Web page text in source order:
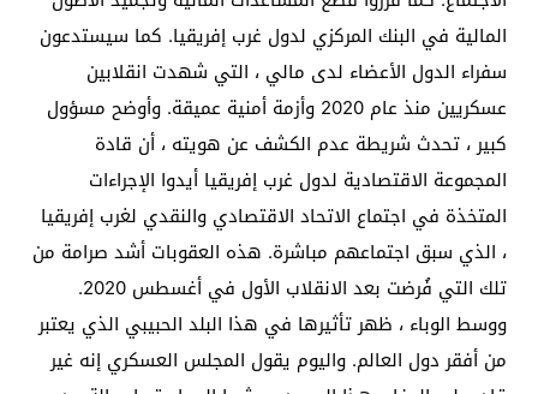
المالية في البنك المركزي لدول غرب إفريقيا. كما سيستدعون
سفراء الدول الأعضاء لدى مالي ، التي شهدت انقلابين
عسكريين منذ عام 2020 وأزمة أمنية عميقة. وأوضح مسؤول
كبير ، تحدث شريطة عدم الكشف عن هويته ، أن قادة
المجموعة الاقتصادية لدول غرب إفريقيا أيدوا الإجراءات
المتخذة في اجتماع الاتحاد الاقتصادي والنقدي لغرب إفريقيا
، الذي سبق اجتماعهم مباشرة. هذه العقوبات أشد صرامة من
تلك التي فُرضت بعد الانقلاب الأول في أغسطس 2020.
ووسط الوباء ، ظهر تأثيرها في هذا البلد الحبيبي الذي يعتبر
من أفقر دول العالم. واليوم يقول المجلس العسكري إنه غير